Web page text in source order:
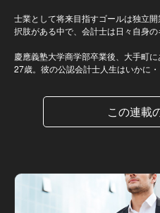
士業として将来目指すゴールは独立
択肢がある中で、会計士は日々自身の
慶應義塾大学商学部卒業後、大手町
27歳。彼の公認会計士人生はいかに・
この連載